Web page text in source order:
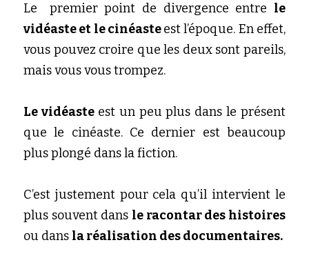
Le	premier point de divergence entre le
vidéaste et le cinéaste est l’époque. En effet,
vous pouvez croire que les deux sont pareils,
mais vous vous trompez.
Le vidéaste est un peu plus dans le présent
que le cinéaste. Ce dernier est beaucoup
plus plongé dans la fiction.
C’est justement pour cela qu’il intervient le
plus souvent dans
ou dans la réalisation des documentaires.